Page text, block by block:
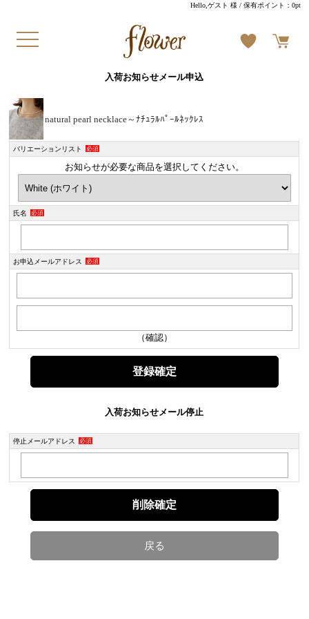
Hello,ゲスト 様 / 保有ポイント：0pt
入荷お知らせメール申込
natural pearl necklace～ﾅﾁｭﾗﾙﾊﾟｰﾙﾈｯｸﾚｽ
バリエーションリスト 必須
お知らせが必要な商品を選択してください。
氏名 必須
お申込メールアドレス 必須
（確認）
入荷お知らせメール停止
停止メールアドレス 必須